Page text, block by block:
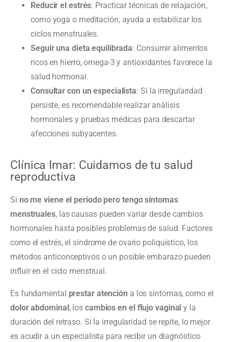
Reducir el estrés: Practicar técnicas de relajación,
como yoga o meditación, ayuda a estabilizar los
ciclos menstruales.
Seguir una dieta equilibrada: Consumir alimentos
ricos en hierro, omega-3 y antioxidantes favorece la
salud hormonal.
Consultar con un especialista: Si la irregularidad
persiste, es recomendable realizar análisis
hormonales y pruebas médicas para descartar
afecciones subyacentes.
Clínica Imar: Cuidamos de tu salud
reproductiva
Si no me viene el periodo pero tengo síntomas
menstruales, las causas pueden variar desde cambios
hormonales hasta posibles problemas de salud. Factores
como el estrés, el síndrome de ovario poliquístico, los
métodos anticonceptivos o un posible embarazo pueden
influir en el ciclo menstrual.
Es fundamental prestar atención a los síntomas, como el
dolor abdominal , los cambios en el flujo vaginal y la
duración del retraso. Si la irregularidad se repite, lo mejor
es acudir a un especialista para recibir un diagnóstico